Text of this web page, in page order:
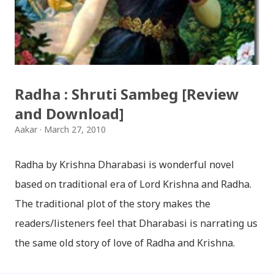
छोडिदेउ Download: रातो र चन्द्र सुर्य / raato ra chandra
surya (रचनाकार: गोपाल प्रसाद रिमाल, गायक: फत्तेमान, संगीत:
अम्बर गुरुङ) Download: सयथरि बाजा एउटै ताल / saya thari
मरेपनि मेरो देश बाँचिराखोस / ma marepan...
Radha : Shruti Sambeg [Review
and Download]
Aakar March 27, 2010
Radha by Krishna Dharabasi is wonderful novel
based on traditional era of Lord Krishna and Radha.
The traditional plot of the story makes the
readers/listeners feel that Dharabasi is narrating us
the same old story of love of Radha and Krishna.